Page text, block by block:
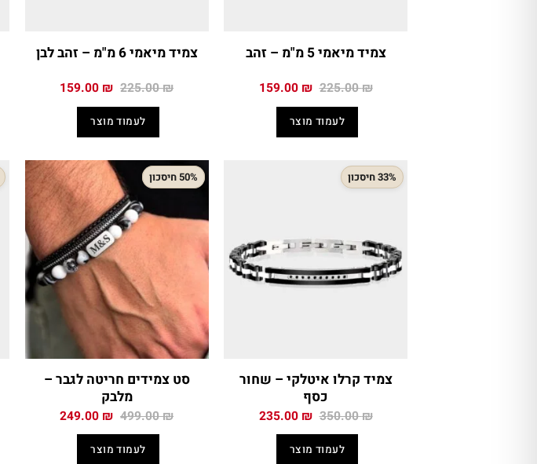
צמיד מיאמי 5 מ"מ – זהב
225.00₪ המחיר
היה:
225.00 ₪.
159.00 ₪
לעמוד מוצר
צמיד מיאמי 6 מ"מ – זהב לבן
225.00₪ המחיר
היה:
225.00 ₪.
159.00 ₪ המחיר
לעמוד מוצר
33% חיסכון
צמיד קרלו איטלקי – שחור
כסף
350.00₪ המחיר
350.00 ₪.
235.00 ₪ המחיר
לעמוד מוצר
50% חיסכון
סט צמידים חריטה לגבר –
מלבק
499.00₪ המחיר
499.00 ₪.
249.00 ₪ המחיר
לעמוד מוצר